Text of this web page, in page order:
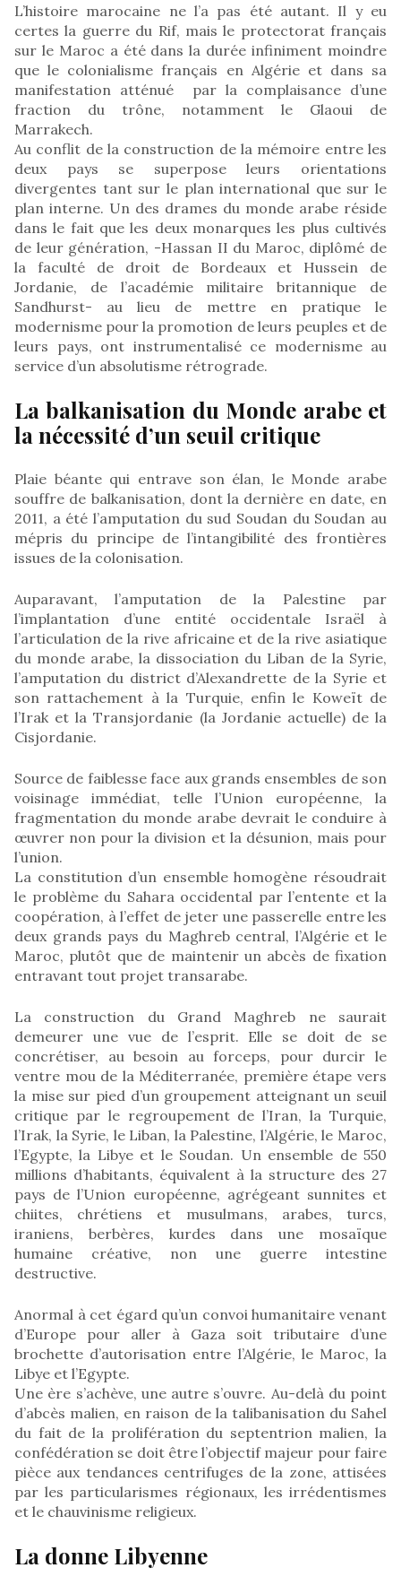
L’histoire marocaine ne l’a pas été autant. Il y eu
certes la guerre du Rif, mais le protectorat français
sur le Maroc a été dans la durée infiniment moindre
que le colonialisme français en Algérie et dans sa
manifestation atténué par la complaisance d’une
fraction du trône, notamment le Glaoui de
Marrakech.
Au conflit de la construction de la mémoire entre les
deux pays se superpose leurs orientations
divergentes tant sur le plan international que sur le
plan interne. Un des drames du monde arabe réside
dans le fait que les deux monarques les plus cultivés
de leur génération, -Hassan II du Maroc, diplômé de
la faculté de droit de Bordeaux et Hussein de
Jordanie, de l’académie militaire britannique de
Sandhurst- au lieu de mettre en pratique le
modernisme pour la promotion de leurs peuples et de
leurs pays, ont instrumentalisé ce modernisme au
service d’un absolutisme rétrograde.
La balkanisation du Monde arabe et
la nécessité d’un seuil critique
Plaie béante qui entrave son élan, le Monde arabe
souffre de balkanisation, dont la dernière en date, en
2011, a été l’amputation du sud Soudan du Soudan au
mépris du principe de l’intangibilité des frontières
issues de la colonisation.
Auparavant, l’amputation de la Palestine par
l’implantation d’une entité occidentale Israël à
l’articulation de la rive africaine et de la rive asiatique
du monde arabe, la dissociation du Liban de la Syrie,
l’amputation du district d’Alexandrette de la Syrie et
son rattachement à la Turquie, enfin le Koweït de
l’Irak et la Transjordanie (la Jordanie actuelle) de la
Cisjordanie.
Source de faiblesse face aux grands ensembles de son
voisinage immédiat, telle l’Union européenne, la
fragmentation du monde arabe devrait le conduire à
œuvrer non pour la division et la désunion, mais pour
l’union.
La constitution d’un ensemble homogène résoudrait
le problème du Sahara occidental par l’entente et la
coopération, à l’effet de jeter une passerelle entre les
deux grands pays du Maghreb central, l’Algérie et le
Maroc, plutôt que de maintenir un abcès de fixation
entravant tout projet transarabe.
La construction du Grand Maghreb ne saurait
demeurer une vue de l’esprit. Elle se doit de se
concrétiser, au besoin au forceps, pour durcir le
ventre mou de la Méditerranée, première étape vers
la mise sur pied d’un groupement atteignant un seuil
critique par le regroupement de l’Iran, la Turquie,
l’Irak, la Syrie, le Liban, la Palestine, l’Algérie, le Maroc,
l’Egypte, la Libye et le Soudan. Un ensemble de 550
millions d’habitants, équivalent à la structure des 27
pays de l’Union européenne, agrégeant sunnites et
chiites, chrétiens et musulmans, arabes, turcs,
iraniens, berbères, kurdes dans une mosaïque
humaine créative, non une guerre intestine
destructive.
Anormal à cet égard qu’un convoi humanitaire venant
d’Europe pour aller à Gaza soit tributaire d’une
brochette d’autorisation entre l’Algérie, le Maroc, la
Libye et l’Egypte.
Une ère s’achève, une autre s’ouvre. Au-delà du point
d’abcès malien, en raison de la talibanisation du Sahel
du fait de la prolifération du septentrion malien, la
confédération se doit être l’objectif majeur pour faire
pièce aux tendances centrifuges de la zone, attisées
par les particularismes régionaux, les irrédentismes
et le chauvinisme religieux.
La donne Libyenne